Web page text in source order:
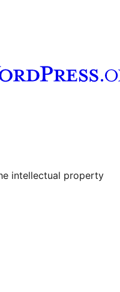
účet
intellectual property